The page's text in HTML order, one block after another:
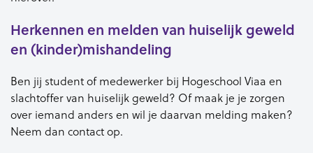
Herkennen en melden van huiselijk geweld
en (kinder)mishandeling
Ben jij student of medewerker bij Hogeschool Viaa en
slachtoffer van huiselijk geweld? Of maak je je zorgen
over iemand anders en wil je daarvan melding maken?
Neem dan contact op.